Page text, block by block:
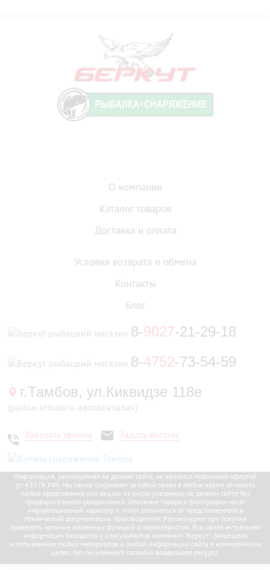
О компании
Каталог товаров
Доставка и оплата
Условия возврата и обмена
Контакты
Блог
8-9027-21-29-18
8-4752-73-54-59
г.Тамбов, ул.Киквидзе 118е
(район «Нового автовокзала»)
Заказать звонок Задать вопрос
Информация, размещенная на данном сайте, не является публичной офертой
(ст.437 ГК РФ). Мы также сохраняем за собой право в любое время отменить
любое предложение или акцию из числа указанных на данном сайте без
предварительного уведомления. Описание товара и фотографии носят
информационный характер и могут отличаться от представленного в
технической документации производителя. Рекомендуем при покупке
проверять наличие желаемых функций и характеристик. Вся самая актуальная
информация находится у консультантов компании "Беркут". Запрещено
использование любых материалов и любой информации сайта в коммерческих
целях, без письменного согласия владельцев ресурса.